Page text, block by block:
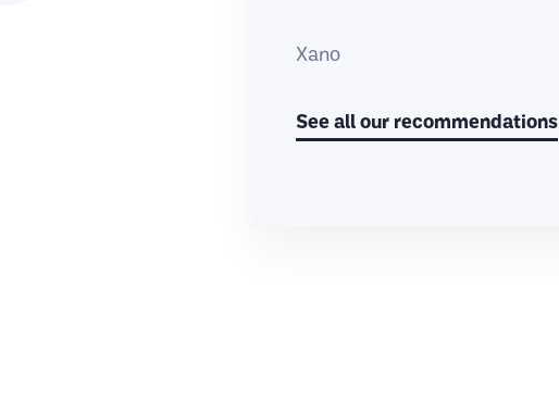
Xano
See all our recommendations